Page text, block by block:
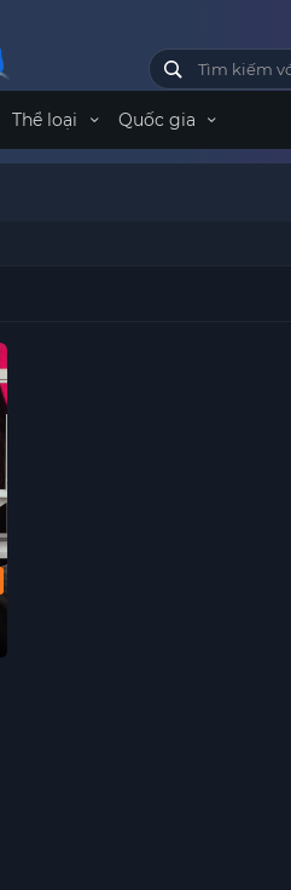
Thể loại Quốc gia